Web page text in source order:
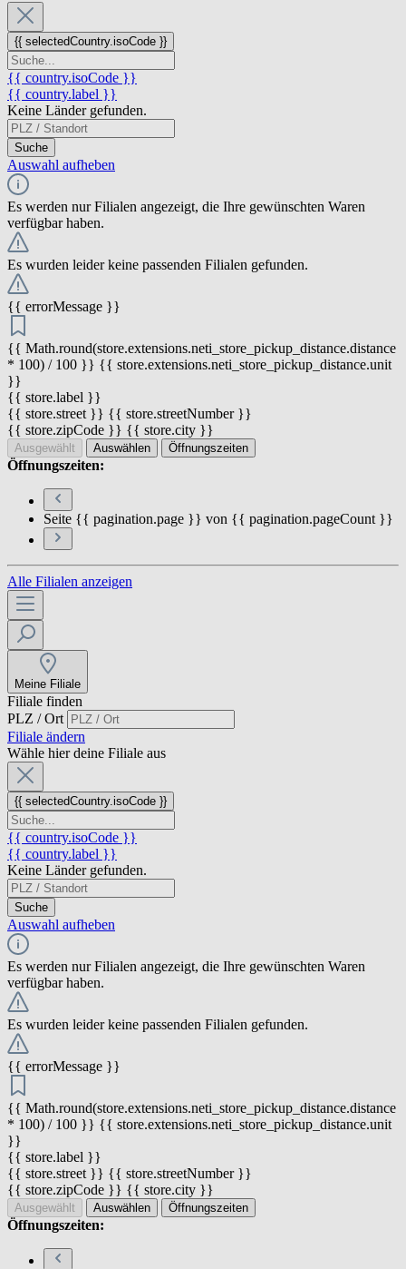
{{ selectedCountry.isoCode }}
{{ country.isoCode }}
{{ country.label }}
Keine Länder gefunden.
Suche
Auswahl aufheben
Es werden nur Filialen angezeigt, die Ihre gewünschten Waren
verfügbar haben.
Es wurden leider keine passenden Filialen gefunden.
{{ errorMessage }}
{{ Math.round(store.extensions.neti_store_pickup_distance.distance
* 100) / 100 }} {{ store.extensions.neti_store_pickup_distance.unit
}}
{{ store.label }}
{{ store.street }} {{ store.streetNumber }}
{{ store.zipCode }} {{ store.city }}
Ausgewählt Auswählen Öffnungszeiten
Öffnungszeiten:
Seite {{ pagination.page }} von {{ pagination.pageCount }}
Alle Filialen anzeigen
Meine Filiale
Filiale finden
PLZ / Ort
Filiale ändern
Wähle hier deine Filiale aus
{{ selectedCountry.isoCode }}
{{ country.isoCode }}
{{ country.label }}
Keine Länder gefunden.
Suche
Auswahl aufheben
Es werden nur Filialen angezeigt, die Ihre gewünschten Waren
verfügbar haben.
Es wurden leider keine passenden Filialen gefunden.
{{ errorMessage }}
{{ Math.round(store.extensions.neti_store_pickup_distance.distance
* 100) / 100 }} {{ store.extensions.neti_store_pickup_distance.unit
}}
{{ store.label }}
{{ store.street }} {{ store.streetNumber }}
{{ store.zipCode }} {{ store.city }}
Ausgewählt Auswählen Öffnungszeiten
Öffnungszeiten: